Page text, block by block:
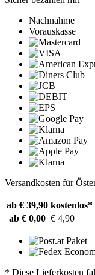
Nachnahme
Vorauskasse
Versandkosten für
ab € 39,90 kostenlos*
ab € 0,00 € 4,90
* Diese Lieferkosten